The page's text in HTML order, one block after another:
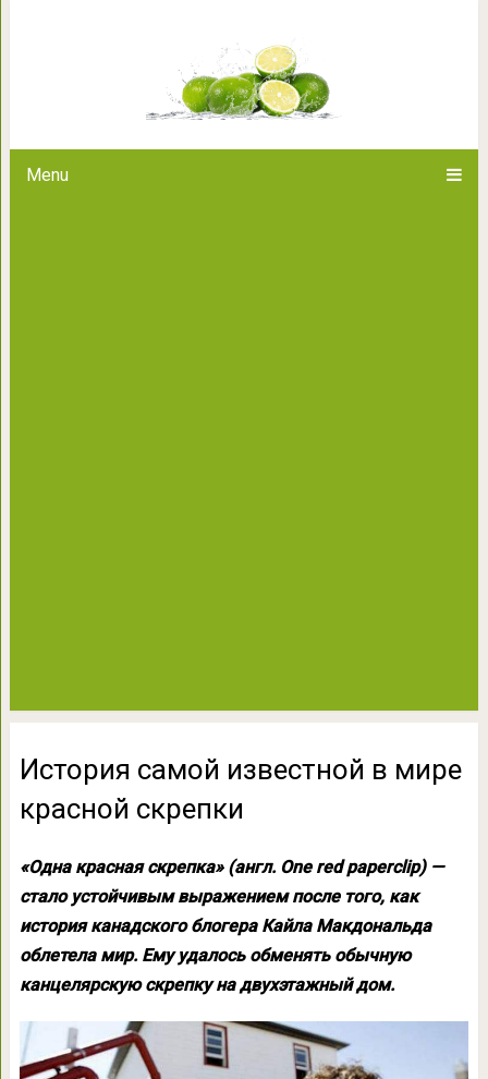
Menu
История самой известной в мире
красной скрепки
«Одна красная скрепка» (англ. One red paperclip) —
стало устойчивым выражением после того, как
история канадского блогера Кайла Макдональда
облетела мир. Ему удалось обменять обычную
канцелярскую скрепку на двухэтажный дом.